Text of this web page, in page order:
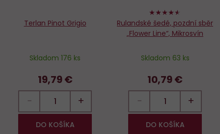
Terlan Pinot Grigio
Skladom 176 ks
19,79 €
− +
DO KOŠÍKA
90%
Rulandské šedé, pozdní sběr
„Flower Line“, Mikrosvín
Skladom 63 ks
10,79 €
− +
DO KOŠÍKA